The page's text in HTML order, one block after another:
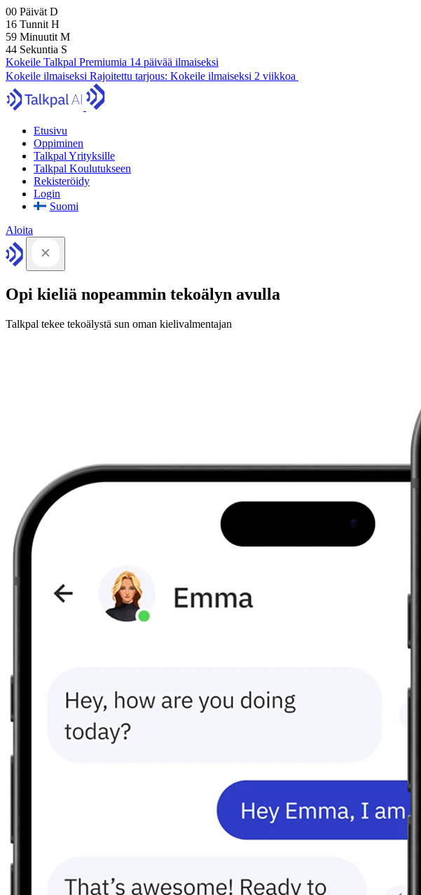
00 Päivät D
16 Tunnit H
59 Minuutit M
43 Sekuntia S
Kokeile Talkpal Premiumia 14 päivää ilmaiseksi
Kokeile ilmaiseksi Rajoitettu tarjous: Kokeile ilmaiseksi 2 viikkoa
Etusivu
Oppiminen
Talkpal Yrityksille
Talkpal Koulutukseen
Rekisteröidy
Login
Suomi
Aloita
Opi kieliä nopeammin tekoälyn avulla
Talkpal tekee tekoälystä sun oman kielivalmentajan